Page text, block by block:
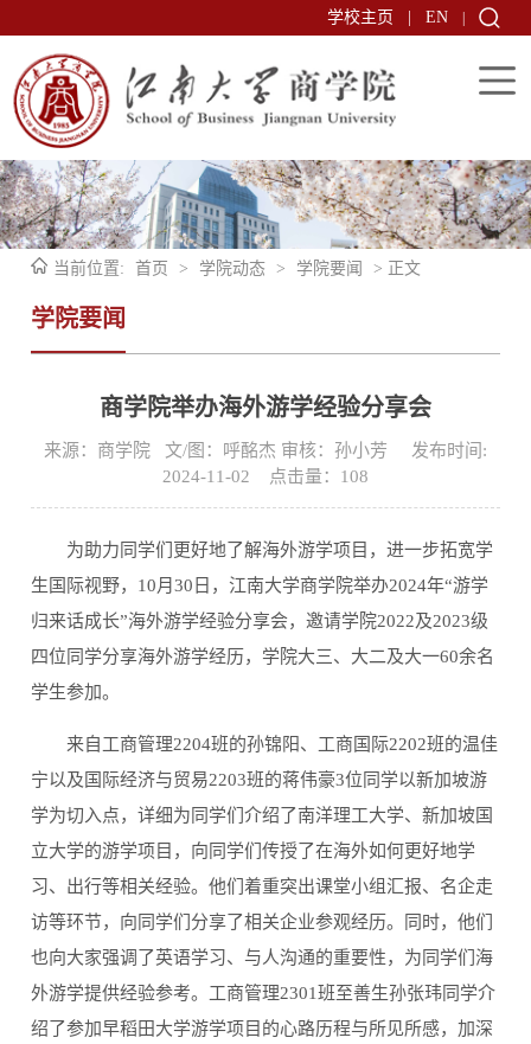
学校主页 EN
当前位置: 首页 > 学院动态 > 学院要闻 > 正文
学院要闻
商学院举办海外游学经验分享会
来源：商学院 文/图：呼酩杰 审核：孙小芳 发布时间:
2024-11-02 点击量： 108
为助力同学们更好地了解海外游学项目，进一步拓宽学
生国际视野，10月30日，江南大学商学院举办2024年“游学
归来话成长”海外游学经验分享会，邀请学院2022及2023级
四位同学分享海外游学经历，学院大三、大二及大一60余名
学生参加。
来自工商管理2204班的孙锦阳、工商国际2202班的温佳
宁以及国际经济与贸易2203班的蒋伟豪3位同学以新加坡游
学为切入点，详细为同学们介绍了南洋理工大学、新加坡国
立大学的游学项目，向同学们传授了在海外如何更好地学
习、出行等相关经验。他们着重突出课堂小组汇报、名企走
访等环节，向同学们分享了相关企业参观经历。同时，他们
也向大家强调了英语学习、与人沟通的重要性，为同学们海
外游学提供经验参考。工商管理2301班至善生孙张玮同学介
绍了参加早稻田大学游学项目的心路历程与所见所感，加深